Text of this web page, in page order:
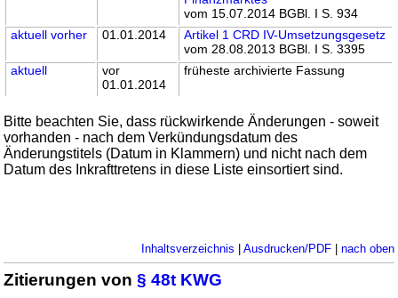
vom 15.07.2014 BGBl. I S. 934
aktuell vorher 01.01.2014
Artikel 1 CRD IV-Umsetzungsgesetz
vom 28.08.2013 BGBl. I S. 3395
aktuell
vor
01.01.2014
früheste archivierte Fassung
Bitte beachten Sie, dass rückwirkende Änderungen - soweit
vorhanden - nach dem Verkündungsdatum des
Änderungstitels (Datum in Klammern) und nicht nach dem
Datum des Inkrafttretens in diese Liste einsortiert sind.
Inhaltsverzeichnis Ausdrucken/PDF| nach oben
Zitierungen von§ 48t KWG